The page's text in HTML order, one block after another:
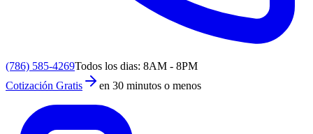
(786) 585-4269Todos los dias: 8AM - 8PM
Cotización Gratis
en 30 minutos o menos